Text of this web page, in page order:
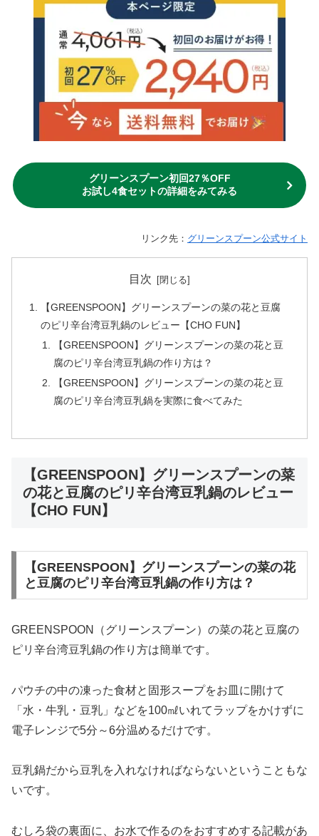
グリーンスプーン初回27％OFF
お試し4食セットの詳細をみてみる
リンク先： グリーンスプーン公式サイト
目次
【GREENSPOON】グリーンスプーンの菜の花と豆腐
のピリ辛台湾豆乳鍋のレビュー【CHO FUN】
【GREENSPOON】グリーンスプーンの菜の花と豆
腐のピリ辛台湾豆乳鍋の作り方は？
【GREENSPOON】グリーンスプーンの菜の花と豆
腐のピリ辛台湾豆乳鍋を実際に食べてみた
【GREENSPOON】グリーンスプーンの菜
の花と豆腐のピリ辛台湾豆乳鍋のレビュー
【CHO FUN】
【GREENSPOON】グリーンスプーンの菜の花
と豆腐のピリ辛台湾豆乳鍋の作り方は？
GREENSPOON（グリーンスプーン）の菜の花と豆腐の
ピリ辛台湾豆乳鍋の作り方は簡単です。
パウチの中の凍った食材と固形スープをお皿に開けて
「水・牛乳・豆乳」などを100㎖いれてラップをかけずに
電子レンジで5分～6分温めるだけです。
豆乳鍋だから豆乳を入れなければならないということもな
いです。
むしろ袋の裏面に、お水で作るのをおすすめする記載があ